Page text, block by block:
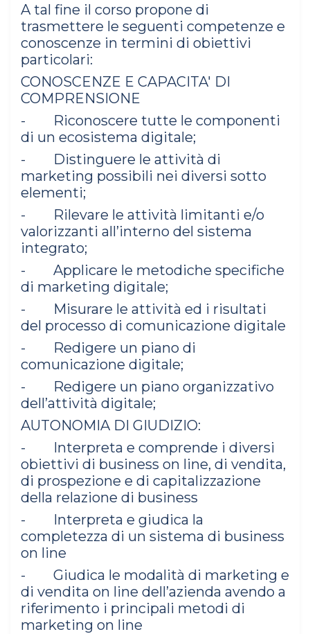
A tal fine il corso propone di
trasmettere le seguenti competenze e
conoscenze in termini di obiettivi
particolari:
CONOSCENZE E CAPACITA' DI
COMPRENSIONE
- Riconoscere tutte le componenti
di un ecosistema digitale;
- Distinguere le attività di
marketing possibili nei diversi sotto
elementi;
- Rilevare le attività limitanti e/o
valorizzanti all’interno del sistema
integrato;
- Applicare le metodiche specifiche
di marketing digitale;
- Misurare le attività ed i risultati
del processo di comunicazione digitale
- Redigere un piano di
comunicazione digitale;
- Redigere un piano organizzativo
dell’attività digitale;
AUTONOMIA DI GIUDIZIO:
- Interpreta e comprende i diversi
obiettivi di business on line, di vendita,
di prospezione e di capitalizzazione
della relazione di business
- Interpreta e giudica la
completezza di un sistema di business
on line
- Giudica le modalità di marketing e
di vendita on line dell’azienda avendo a
riferimento i principali metodi di
marketing on line